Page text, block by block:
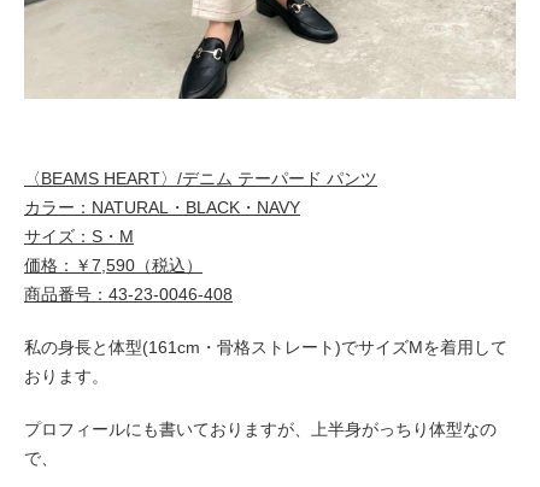
〈BEAMS HEART〉/デニム テーパード パンツ
カラー：NATURAL・BLACK・NAVY
サイズ：S・M
価格：￥7,590（税込）
商品番号：43-23-0046-408
私の身長と体型(161cm・骨格ストレート)でサイズMを着用して
おります。
プロフィールにも書いておりますが、上半身がっちり体型なの
で、